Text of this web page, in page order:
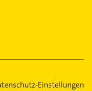
Einstellungen